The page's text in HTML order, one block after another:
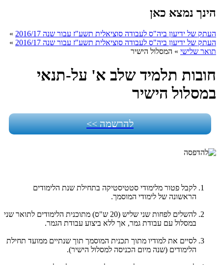
הינך נמצא כאן
העתק של ידיעון ביה"ס לעבודה סוציאלית תשע"ז עבור שנה 2016/17
»
העתק של ידיעון ביה"ס לעבודה סוציאלית תשע"ז עבור שנה 2016/17
»
תואר שלישי » המסלול הישיר
חובות תלמיד שלב א' על-תנאי
במסלול הישיר
להרשמה >>
לקבל פטור מלימודי סטטיסטיקה בתחילת שנת הלימודים
הראשונה של לימודי המוסמך.
להשלים לפחות שני שליש (20 ש"ס) מתוכנית הלימודים לתואר שני
במסלול עם עבודת גמר, אך ללא ביצוע עבודת הגמר.
לסיים את למודיו מתוך תכנית המוסמך תוך שנתיים ממועד תחילת
הלימודים (שנה מיום הכניסה למסלול הישיר).